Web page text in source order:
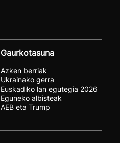
Gaurkotasuna
Azken berriak
Ukrainako gerra
Euskadiko lan egutegia 2026
Eguneko albisteak
AEB eta Trump